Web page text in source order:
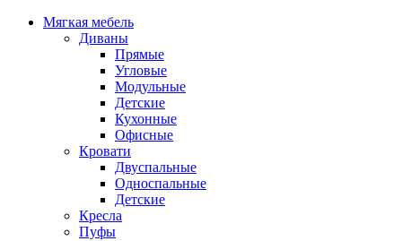
Мягкая мебель
Диваны
Прямые
Угловые
Модульные
Детские
Кухонные
Офисные
Кровати
Двуспальные
Односпальные
Детские
Кресла
Пуфы